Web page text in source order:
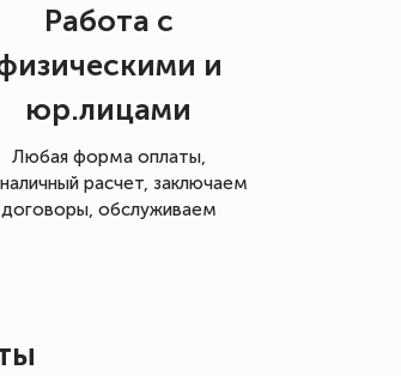
Работа с
и
юр.лицами
Любая форма оплаты,
расчет, заключаем
договоры, обслуживаем